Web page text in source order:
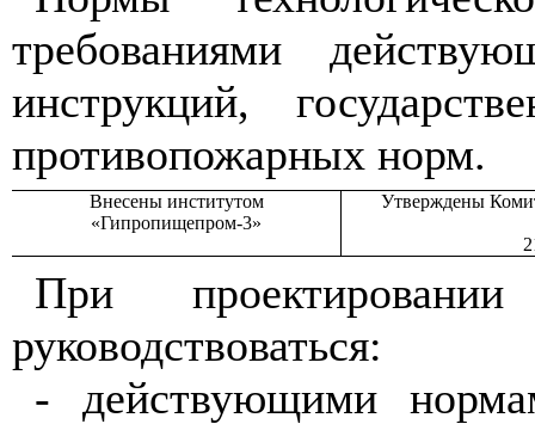
требованиями
инструкций,
противопожарных норм.
Внесены институтом
«Гипропищепром-3»
Утверждены
При
руководствоваться:
- действующими